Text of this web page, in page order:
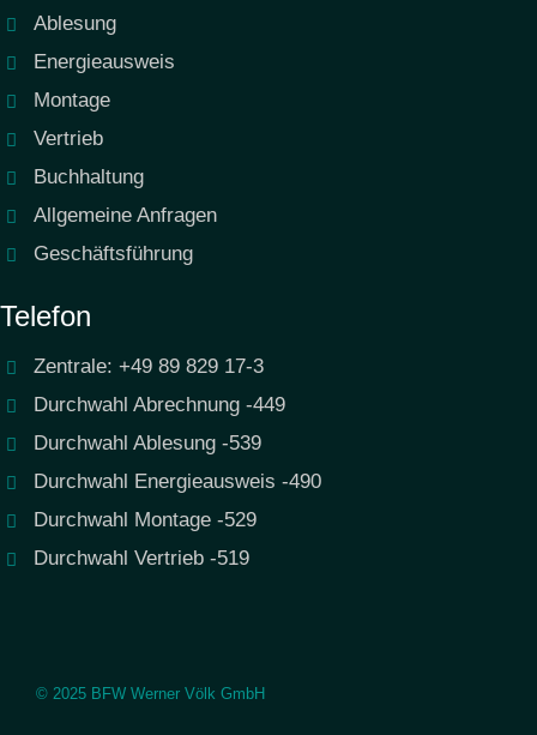
Ablesung
Energieausweis
Montage
Vertrieb
Buchhaltung
Allgemeine Anfragen
Geschäftsführung
Telefon
Zentrale: +49 89 829 17-3
Durchwahl Abrechnung -449
Durchwahl Ablesung -539
Durchwahl Energieausweis -490
Durchwahl Montage -529
Durchwahl Vertrieb -519
© 2025 BFW Werner Völk GmbH